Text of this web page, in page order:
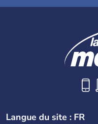
Langue du site : FR